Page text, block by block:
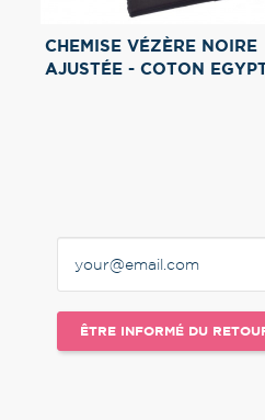
CHEMISE VÉZÈRE NOIRE
AJUSTÉE - COTON
ÊTRE INFORMÉ DU